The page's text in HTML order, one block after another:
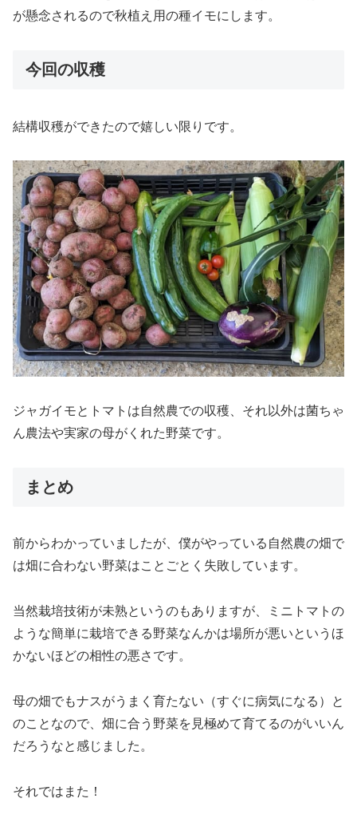
が懸念されるので秋植え用の種イモにします。
今回の収穫
結構収穫ができたので嬉しい限りです。
ジャガイモとトマトは自然農での収穫、それ以外は菌ちゃ
ん農法や実家の母がくれた野菜です。
まとめ
前からわかっていましたが、僕がやっている自然農の畑で
は畑に合わない野菜はことごとく失敗しています。
当然栽培技術が未熟というのもありますが、ミニトマトの
ような簡単に栽培できる野菜なんかは場所が悪いというほ
かないほどの相性の悪さです。
母の畑でもナスがうまく育たない（すぐに病気になる）と
のことなので、畑に合う野菜を見極めて育てるのがいいん
だろうなと感じました。
それではまた！